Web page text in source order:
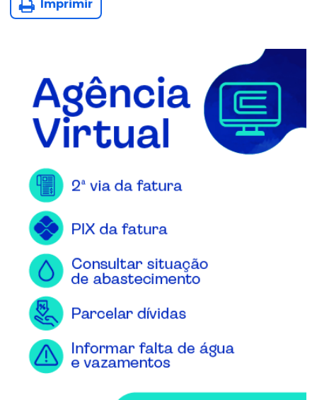
Imprimir